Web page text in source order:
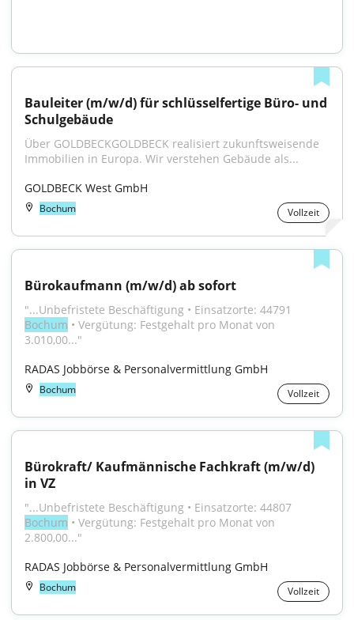
Bauleiter (m/w/d) für schlüsselfertige Büro- und
Schulgebäude
Über GOLDBECKGOLDBECK realisiert zukunftsweisende
Immobilien in Europa. Wir verstehen Gebäude als...
GOLDBECK West GmbH
Bochum Vollzeit
Bürokaufmann (m/w/d) ab sofort
Bochum • Vergütung: Festgehalt pro Monat von
3.010,00..."
RADAS Jobbörse & Personalvermittlung GmbH
Bochum Vollzeit
Bürokraft/ Kaufmännische Fachkraft (m/w/d)
in VZ
Bochum • Vergütung: Festgehalt pro Monat von
2.800,00..."
RADAS Jobbörse & Personalvermittlung GmbH
Bochum Vollzeit